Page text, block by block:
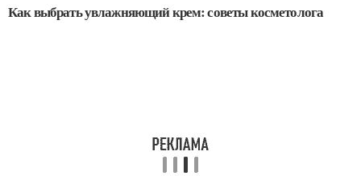
Как выбрать увлажняющий крем: советы косметолога